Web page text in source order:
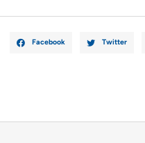
Facebook Twitter